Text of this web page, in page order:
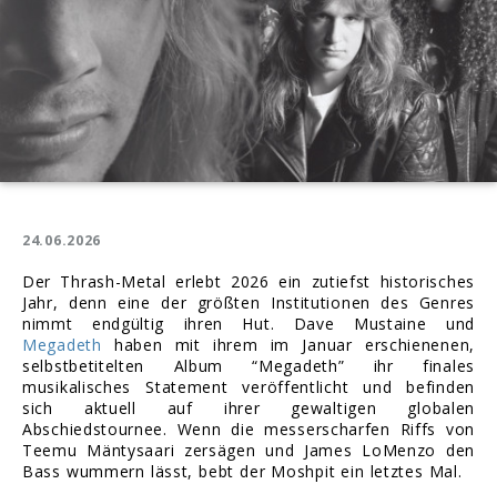
24.06.2026
Der Thrash-Metal erlebt 2026 ein zutiefst historisches
Jahr, denn eine der größten Institutionen des Genres
nimmt endgültig ihren Hut. Dave Mustaine und
Megadeth haben mit ihrem im Januar erschienenen,
selbstbetitelten Album “Megadeth” ihr finales
musikalisches Statement veröffentlicht und befinden
sich aktuell auf ihrer gewaltigen globalen
Abschiedstournee. Wenn die messerscharfen Riffs von
Teemu Mäntysaari zersägen und James LoMenzo den
Bass wummern lässt, bebt der Moshpit ein letztes Mal.